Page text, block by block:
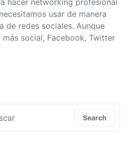
hacer networking profesional
usar de manera
de redes sociales. Aunque
más social, Facebook, Twitter
Search